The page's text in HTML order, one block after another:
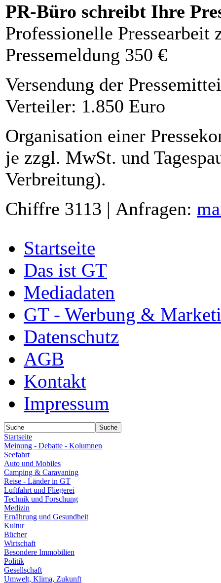
PR-Büro schreibt Ihre
Professionelle Pressearbeit
Pressemeldung 350 €
Versendung der
Verteiler: 1.850 Euro
Organisation einer
je zzgl. MwSt. und
Verbreitung).
Chiffre 3113 | Anfragen:
Startseite
Das ist GT
Mediadaten
GT - Werbung &
Datenschutz
AGB
Kontakt
Impressum
Startseite
Meinung - Debatte - Kolumnen
Seefahrt
Auto und Mobiles
Camping & Caravaning
Reise - Länder in GT
Luftfahrt und Fliegerei
Technik und Forschung
Medizin
Ernährung und Gesundheit
Kultur
Bücher
Wirtschaft
Besondere Immobilien
Politik
Gesellschaft
Umwelt, Klima, Zukunft